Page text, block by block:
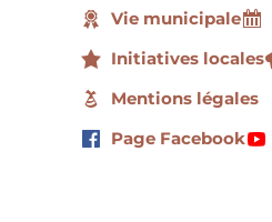
Vie municipale
Initiatives locales
Mentions légales
Page Facebook